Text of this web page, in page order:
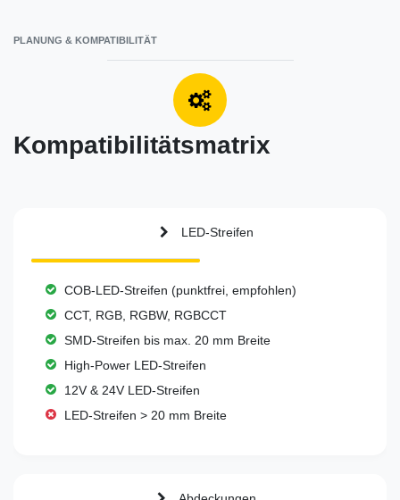
PLANUNG & KOMPATIBILITÄT
Kompatibilitätsmatrix
LED-Streifen
COB-LED-Streifen (punktfrei, empfohlen)
CCT, RGB, RGBW, RGBCCT
SMD-Streifen bis max. 20 mm Breite
High-Power LED-Streifen
12V & 24V LED-Streifen
LED-Streifen > 20 mm Breite